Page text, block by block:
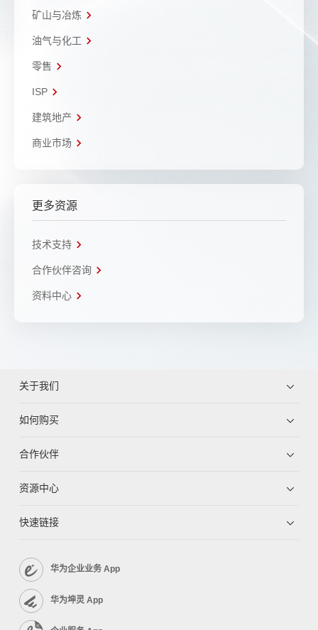
矿山与冶炼
油气与化工
零售
ISP
建筑地产
商业市场
更多资源
技术支持
合作伙伴咨询
资料中心
关于我们
如何购买
合作伙伴
资源中心
快速链接
华为企业业务 App
华为坤灵 App